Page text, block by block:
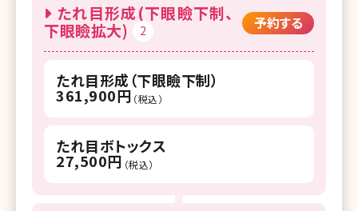
たれ目形成(下眼瞼下制、
下眼瞼拡大)
2 予約する
たれ目形成（下眼瞼下制）
361,900円 （税込）
たれ目ボトックス
27,500円 （税込）